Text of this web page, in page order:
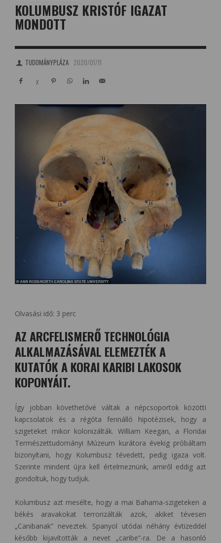
KOLUMBUSZ KRISTÓF IGAZAT
MONDOTT
TUDOMÁNYPLÁZA 2020/01/11
Olvasási idő: 3 perc
AZ ARCFELISMERŐ TECHNOLÓGIA
ALKALMAZÁSÁVAL ELEMEZTÉK A
KUTATÓK A KORAI KARIBI LAKOSOK
KOPONYÁIT.
Így jobban követhetővé váltak a népcsoportok közötti
kapcsolatok és a régóta fennálló hipotézisek, hogy a
szigeteket mikor kolonizálták. William Keegan, a Floridai
Természettudományi Múzeum kurátora évekig próbáltam
bizonyítani, hogy Kolumbusz tévedett, pedig igaza volt.
Szerinte mindent újra kell értelmeznünk, amiről eddig azt
gondoltuk, hogy tudjuk.
Kolumbusz azt mesélte, hogy a mai Bahama-szigeteken a
békés aravakokat terrorizálták azok, akiket tévesen
„Canibanak” neveztek. Spanyol utódai néhány évtizeddel
később kijavították a nevet „caribe”-ra. De a hasonló